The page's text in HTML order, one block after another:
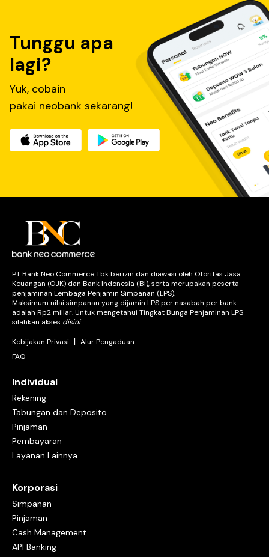
Tunggu apa
lagi?
Yuk, cobain
pakai neobank sekarang!
PT Bank Neo Commerce Tbk berizin dan diawasi oleh Otoritas Jasa
Keuangan (OJK) dan Bank Indonesia (BI), serta merupakan peserta
penjaminan Lembaga Penjamin Simpanan (LPS).
Maksimum nilai simpanan yang dijamin LPS per nasabah per bank
adalah Rp2 miliar. Untuk mengetahui Tingkat Bunga Penjaminan LPS
silahkan akses disini
Kebijakan Privasi | Alur Pengaduan
FAQ
Individual
Rekening
Tabungan dan Deposito
Pinjaman
Pembayaran
Layanan Lainnya
Korporasi
Simpanan
Pinjaman
Cash Management
API Banking